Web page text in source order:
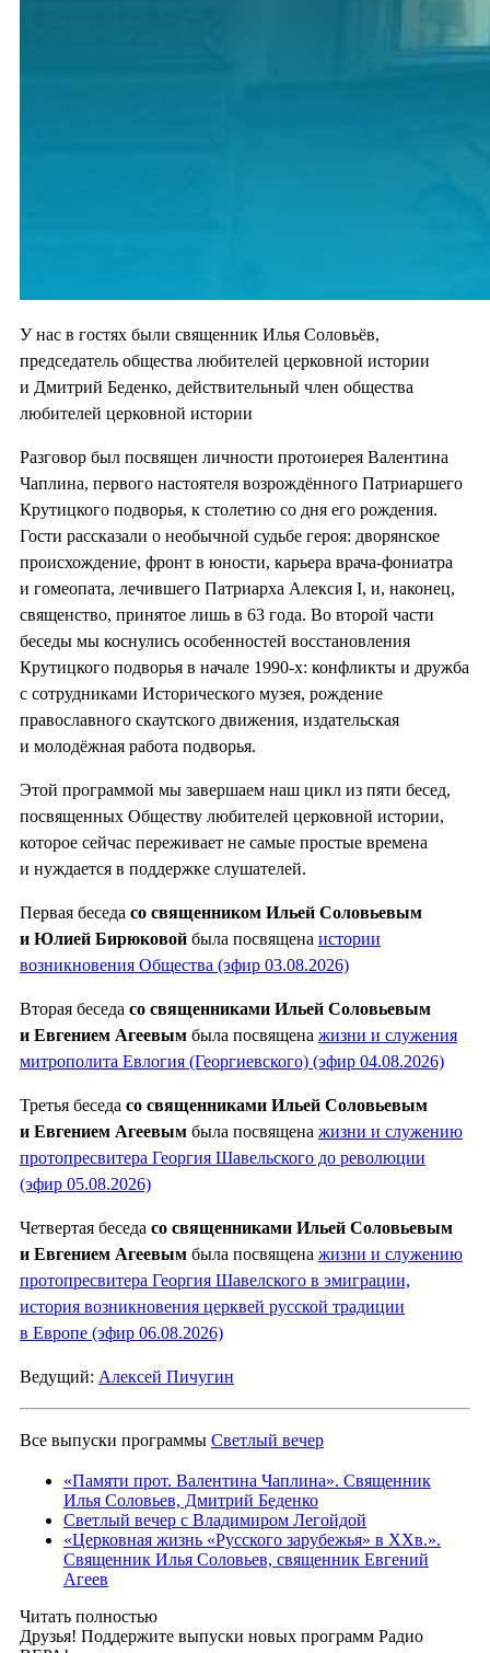
У нас в гостях были священник Илья Соловьёв,
председатель общества любителей церковной истории
и Дмитрий Беденко, действительный член общества
любителей церковной истории
Разговор был посвящен личности протоиерея Валентина
Чаплина, первого настоятеля возрождённого Патриаршего
Крутицкого подворья, к столетию со дня его рождения.
Гости рассказали о необычной судьбе героя: дворянское
происхождение, фронт в юности, карьера врача-фониатра
и гомеопата, лечившего Патриарха Алексия I, и, наконец,
священство, принятое лишь в 63 года. Во второй части
беседы мы коснулись особенностей восстановления
Крутицкого подворья в начале 1990-х: конфликты и дружба
с сотрудниками Исторического музея, рождение
православного скаутского движения, издательская
и молодёжная работа подворья.
Этой программой мы завершаем наш цикл из пяти бесед,
посвященных Обществу любителей церковной истории,
которое сейчас переживает не самые простые времена
и нуждается в поддержке слушателей.
Первая беседа со священником Ильей Соловьевым
и Юлией Бирюковой была посвящена истории
возникновения Общества (эфир 03.08.2026)
Вторая беседа со священниками Ильей Соловьевым
и Евгением Агеевым была посвящена жизни и служения
митрополита Евлогия (Георгиевского) (эфир 04.08.2026)
Третья беседа со священниками Ильей Соловьевым
и Евгением Агеевым была посвящена жизни и служению
протопресвитера Георгия Шавельского до революции
(эфир 05.08.2026)
Четвертая беседа со священниками Ильей Соловьевым
и Евгением Агеевым была посвящена жизни и служению
протопресвитера Георгия Шавелского в эмиграции,
история возникновения церквей русской традиции
в Европе (эфир 06.08.2026)
Ведущий: Алексей Пичугин
Все выпуски программы Светлый вечер
«Памяти прот. Валентина Чаплина». Священник
Илья Соловьев, Дмитрий Беденко
Светлый вечер с Владимиром Легойдой
«Церковная жизнь «Русского зарубежья» в ХХв.».
Священник Илья Соловьев, священник Евгений
Агеев
Читать полностью
Друзья! Поддержите выпуски новых программ Радио